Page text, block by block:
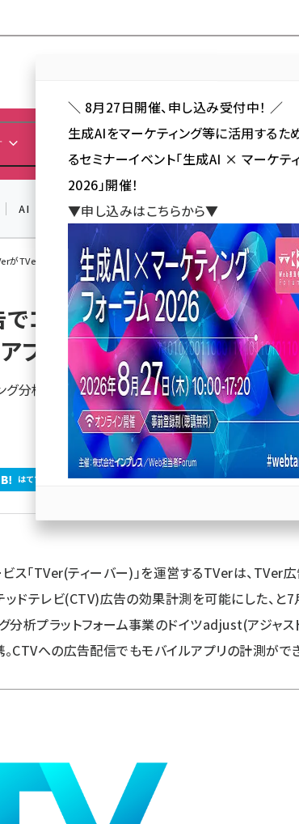
担当者Forum
カテゴリ／種別 から探す セミナ
AI SNS アクセス解析／データ分析
がTVer広告でコネクテッドテレビの効果計測が可能に、モバイルアプリを
コネクテッドテレビの効果
プリを計測
分析プラットフォーム「Adjust」との連携で実現
はてブ Bluesky 優先するニュース提供元に追加
「TVer(ティーバー)」を運営するTVerは、TVer広
ッドテレビ(CTV)広告の効果計測を可能にした、と
分析プラットフォーム事業のドイツadjust(アジャ
。CTVへの広告配信でもモバイルアプリの計測がで
＼ 8月27日開催、申し込み受付中！ ／
生成AIをマーケティング等に活用するた
るセミナーイベント「生成AI × マーケテ
2026」開催！
▼申し込みはこちらから▼